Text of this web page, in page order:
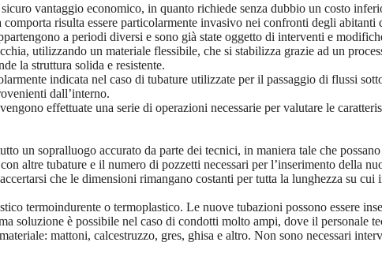
vantaggio economico, in quanto richiede senza dubbio un costo
risulta essere particolarmente invasivo nei confronti degli abitanti
a periodi diversi e sono già state oggetto di interventi e
utilizzando un materiale flessibile, che si stabilizza grazie ad un
la struttura solida e resistente.
indicata nel caso di tubature utilizzate per il passaggio di flussi
dall’interno.
effettuate una serie di operazioni necessarie per valutare le
un sopralluogo accurato da parte dei tecnici, in maniera tale che
altre tubature e il numero di pozzetti necessari per l’inserimento della
che le dimensioni rimangano costanti per tutta la lunghezza su
termoindurente o termoplastico. Le nuove tubazioni possono essere
soluzione è possibile nel caso di condotti molto ampi, dove il personale
mattoni, calcestruzzo, gres, ghisa e altro. Non sono necessari